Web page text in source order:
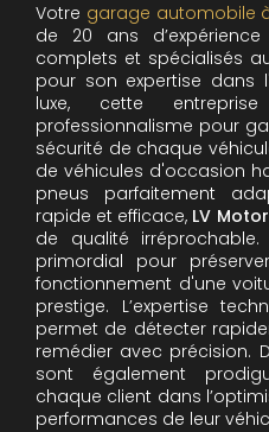
Votre garage automobile
de 20 ans
complets et spécialisés
pour son expertise dans
luxe, cette
professionnalisme pour
sécurité de chaque
de véhicules d'occasion
pneus parfaitement
rapide et efficace, LV
de qualité irréprochable.
primordial pour
fonctionnement d'une
prestige. L’expertise
permet de détecter
remédier avec précision.
sont également
chaque client dans
performances de leur